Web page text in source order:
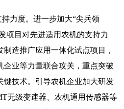
力度。进一步加大“尖兵领
项目对先进适用农机的支持力
造推广应用一体化试点项目，
企业等力量联合攻关，重点突破
键技术。引导农机企业加大研发
无级变速器、农机通用传感器等